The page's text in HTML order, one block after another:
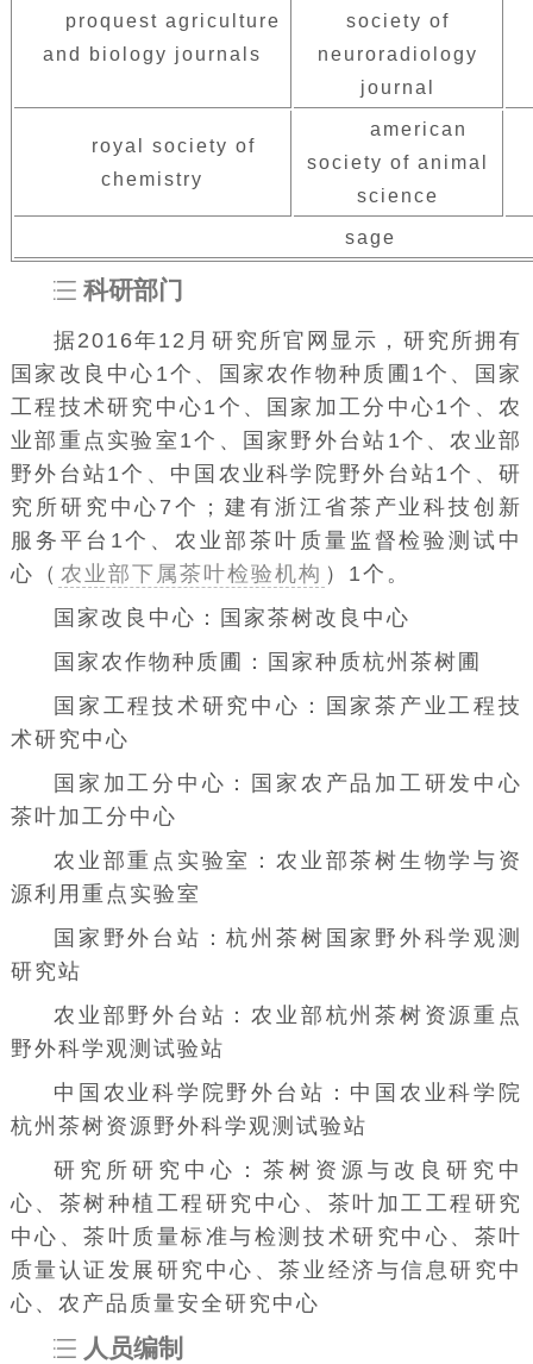
proquest agriculture
and biology journals
society of
neuroradiology
journal
royal society of
chemistry
american
society of animal
science
sage
科研部门
据2016年12月研究所官网显示，研究所拥有
国家改良中心1个、国家农作物种质圃1个、国家
工程技术研究中心1个、国家加工分中心1个、农
业部重点实验室1个、国家野外台站1个、农业部
野外台站1个、中国农业科学院野外台站1个、研
究所研究中心7个；建有浙江省茶产业科技创新
服务平台1个、农业部茶叶质量监督检验测试中
心（ 农业部下属茶叶检验机构 ）1个。
国家改良中心：国家茶树改良中心
国家农作物种质圃：国家种质杭州茶树圃
国家工程技术研究中心：国家茶产业工程技
术研究中心
国家加工分中心：国家农产品加工研发中心
茶叶加工分中心
农业部重点实验室：农业部茶树生物学与资
源利用重点实验室
国家野外台站：杭州茶树国家野外科学观测
研究站
农业部野外台站：农业部杭州茶树资源重点
野外科学观测试验站
中国农业科学院野外台站：中国农业科学院
杭州茶树资源野外科学观测试验站
研究所研究中心：茶树资源与改良研究中
心、茶树种植工程研究中心、茶叶加工工程研究
中心、茶叶质量标准与检测技术研究中心、茶叶
质量认证发展研究中心、茶业经济与信息研究中
心、农产品质量安全研究中心
人员编制